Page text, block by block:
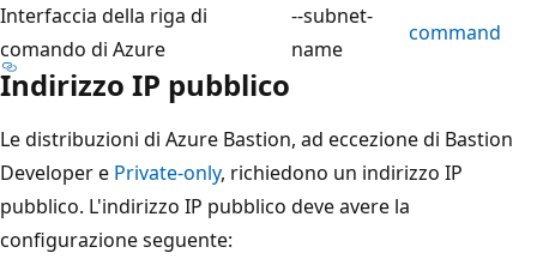
Interfaccia della riga di
comando di Azure
--subnet-
name
command
Indirizzo IP pubblico
Le distribuzioni di Azure Bastion, ad eccezione di Bastion
Developer e Private-only, richiedono un indirizzo IP
pubblico. L'indirizzo IP pubblico deve avere la
configurazione seguente: